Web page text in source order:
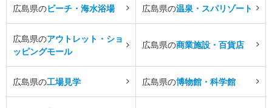
広島県のビーチ・海水浴場 広島県の温泉・スパリゾート
広島県のアウトレット・ショ
ッピングモール
広島県の商業施設・百貨店
広島県の工場見学 広島県の博物館・科学館